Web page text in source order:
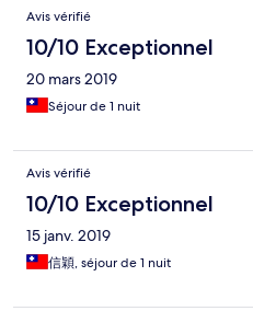
Avis vérifié
10/10 Exceptionnel
20 mars 2019
Séjour de 1 nuit
Avis vérifié
10/10 Exceptionnel
15 janv. 2019
信穎, séjour de 1 nuit